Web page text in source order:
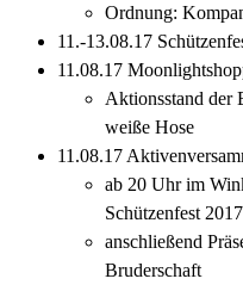
Ordnung:
11.-13.08.17
11.08.17
Aktionsstand der
weiße Hose
11.08.17
ab 20 Uhr im
Schützenfest 2017
anschließend
Bruderschaft